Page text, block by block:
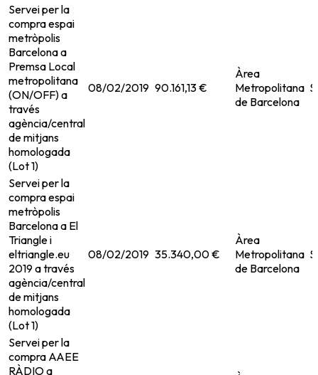
Servei per la
compra espai
metròpolis
Barcelona a
Premsa Local
metropolitana
(ON/OFF) a
través
agència/central
de mitjans
homologada
(Lot 1)
08/02/2019 90.161,13 €
Àrea
Metropolitana
de Barcelona
Servei per la
compra espai
metròpolis
Barcelona a El
Triangle i
eltriangle.eu
2019 a través
agència/central
de mitjans
homologada
(Lot 1)
08/02/2019 35.340,00 €
Àrea
Metropolitana
de Barcelona
Servei per la
compra AAEE
RÀDIO a